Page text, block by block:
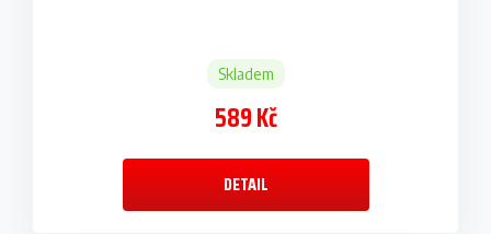
Skladem
589 Kč
DETAIL